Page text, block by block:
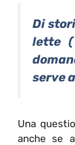
Di
lette
serve
Una
anche se